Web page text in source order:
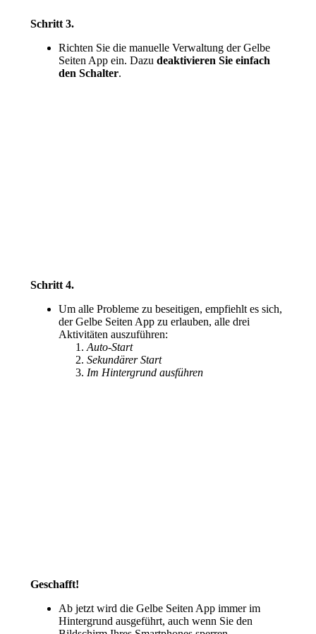
Schritt 3.
Richten Sie die manuelle Verwaltung der Gelbe
Seiten App ein. Dazu deaktivieren Sie einfach
den Schalter.
Schritt 4.
Um alle Probleme zu beseitigen, empfiehlt es sich,
der Gelbe Seiten App zu erlauben, alle drei
Aktivitäten auszuführen:
Auto-Start
Sekundärer Start
Im Hintergrund ausführen
Geschafft!
Ab jetzt wird die Gelbe Seiten App immer im
Hintergrund ausgeführt, auch wenn Sie den